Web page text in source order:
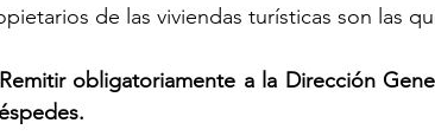
de las viviendas turísticas son las
obligatoriamente a la Dirección